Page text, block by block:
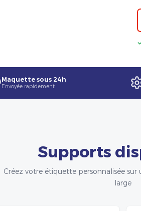
Maquette sous 24h
Envoyée rapidement
Supports
Créez votre étiquette personnalisée
large